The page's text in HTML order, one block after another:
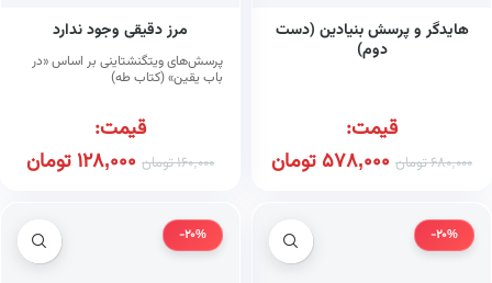
هایدگر و پرسش بنیادین (دست
دوم)
قیمت:
680,000تومان 578,000 تومان
مرز دقیقی وجود ندارد
پرسش‌های ویتگنشتاینی بر اساس «در
باب یقین» (کتاب طه)
قیمت:
160,000تومان 128,000تومان
-20%
-20%